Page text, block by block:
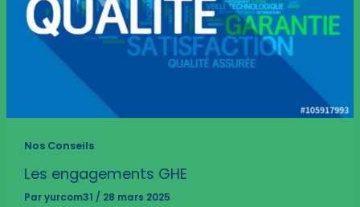
Nos Conseils
Les engagements GHE
Paryurcom31 / 28 mars 2025